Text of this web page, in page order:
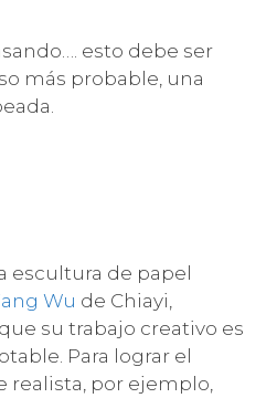
esto debe ser
más probable, una
escultura de papel
Wu de Chiayi,
su trabajo creativo es
Para lograr el
por ejemplo,